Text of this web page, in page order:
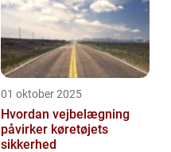
01 oktober 2025
Hvordan vejbelægning
påvirker køretøjets
sikkerhed